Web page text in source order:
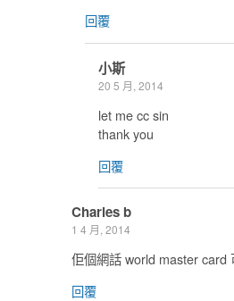
回覆
小斯
20 5 月, 2014
let me cc sin
thank you
回覆
Charles b
1 4 月, 2014
佢個網話 world master card
回覆